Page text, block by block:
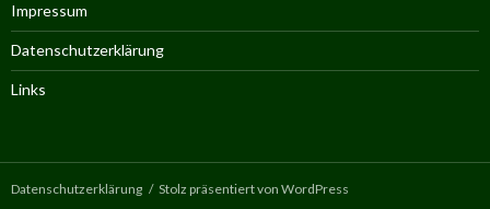
Impressum
Datenschutzerklärung
Links
Datenschutzerklärung Stolz präsentiert von WordPress